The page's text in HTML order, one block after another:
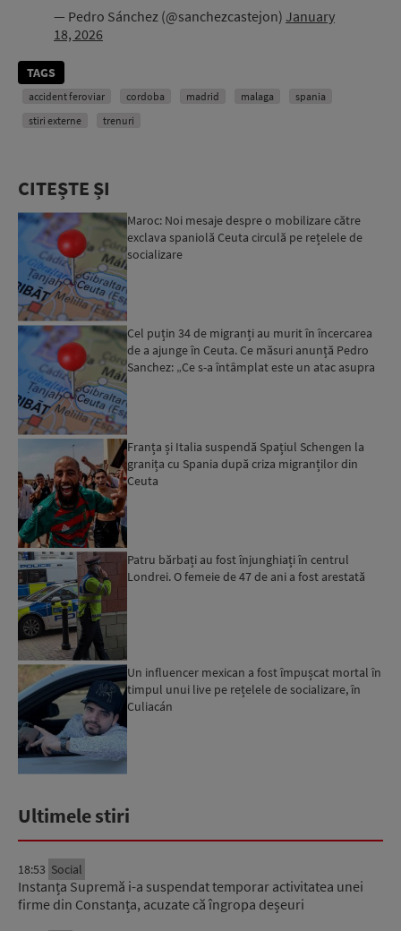
— Pedro Sánchez (@sanchezcastejon) January
18, 2026
TAGS
accident feroviar cordoba madrid malaga
spania
stiri externe
trenuri
CITEȘTE ȘI
Maroc: Noi mesaje despre o mobilizare către
exclava spaniolă Ceuta circulă pe rețelele de
socializare
Cel puțin 34 de migranți au murit în încercarea
de a ajunge în Ceuta. Ce măsuri anunță Pedro
Sanchez: „Ce s-a întâmplat este un atac asupra
Franța și Italia suspendă Spațiul Schengen la
granița cu Spania după criza migranților din
Ceuta
Patru bărbați au fost înjunghiați în centrul
Londrei. O femeie de 47 de ani a fost arestată
Un influencer mexican a fost împușcat mortal în
timpul unui live pe rețelele de socializare, în
Culiacán
Ultimele stiri
18:53 Social
Instanța Supremă i-a suspendat temporar activitatea unei
firme din Constanța, acuzate că îngropa deșeuri